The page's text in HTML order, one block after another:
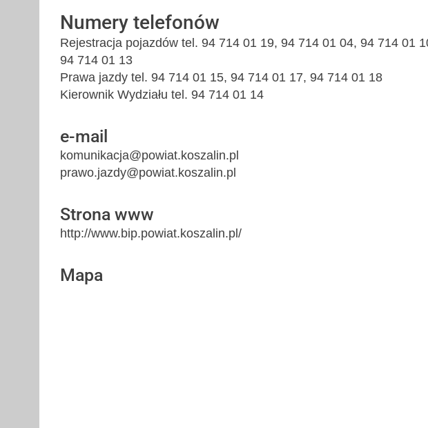
Numery telefonów
Rejestracja pojazdów tel. 94 714 01 19, 94 714 01 04, 94 714 01
94 714 01 13
Prawa jazdy tel. 94 714 01 15, 94 714 01 17, 94 714 01 18
Kierownik Wydziału tel. 94 714 01 14
e-mail
komunikacja@powiat.koszalin.pl
prawo.jazdy@powiat.koszalin.pl
Strona www
http://www.bip.powiat.koszalin.pl/
Mapa